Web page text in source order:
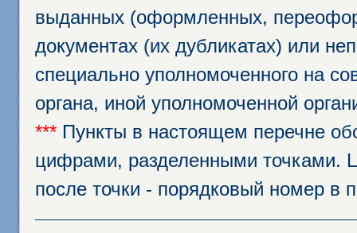
выданных (оформленных,
документах (их дубликатах) или
специально уполномоченного на
органа, иной уполномоченной
*** Пункты в настоящем перечне
цифрами, разделенными точками.
после точки - порядковый номер в